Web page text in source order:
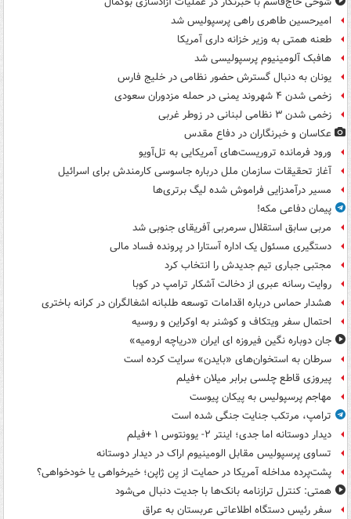
امیرحسین طاهری راهی پرسپولیس شد
طعنه همتی به وزیر خزانه داری آمریکا
هافبک آلومینیوم پرسپولیسی شد
یونان به دنبال گسترش حضور نظامی در خلیج فارس
زخمی شدن ۴ شهروند یمنی در حمله مزدوران سعودی
زخمی شدن ۳ نظامی لبنانی در زوطر غربی
عکاسان و خبرنگاران در دفاع مقدس
ورود فرمانده تروریست‌های آمریکایی به تل‌آویو
آغاز تحقیقات سازمان ملل درباره جاسوسی کارمندش برای اسرائیل
مسیر درآمدزایی فراموش شده لیگ برتری‌ها
پیمان دفاعی مکه!
مربی سابق استقلال سرمربی آفریقای جنوبی شد
دستگیری مسئول یک اداره آستارا در پرونده فساد مالی
مجتبی جباری تیم جدیدش را انتخاب کرد
روایت رسانه عبری از دخالت آشکار ترامپ در کوبا
هشدار حماس درباره اقدامات توسعه طلبانه اشغالگران در کرانه باختری
احتمال سفر ویتکاف و کوشنر به اوکراین و روسیه
جان دوباره نگین فیروزه ای ایران «دریاچه ارومیه»
سرطان به استخوان‌های «بایدن» سرایت کرده است
پیروزی قاطع چلسی برابر میلان +فیلم
مهاجم پرسپولیس به پیکان پیوست
ترامپ، مرتکب جنایت جنگی شده است
دیدار دوستانه اما جدی؛ اینتر ۲- یوونتوس ۱ +فیلم
تساوی پرسپولیس مقابل الومینیوم اراک در دیدار دوستانه
پشت‌پرده مداخله آمریکا در حمایت از یِن ژاپن؛ خیرخواهی یا خودخواهی؟
همتی: کنترل ترازنامه بانک‌ها با جدیت دنبال می‌شود
سفر رئیس دستگاه اطلاعاتی عربستان به عراق